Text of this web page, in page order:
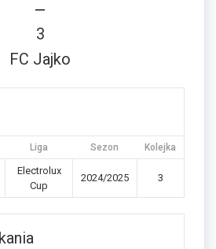
—
3
FC Jajko
Liga Sezon Kolejka
Electrolux
Cup
2024/2025 3